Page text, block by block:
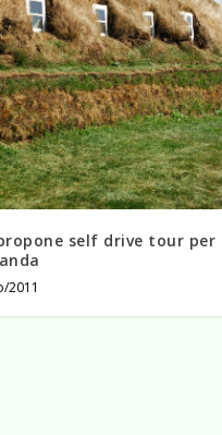
self drive tour per
2011